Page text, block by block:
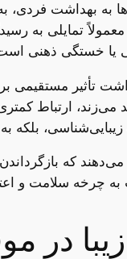
به بهداشت فردی،
معمولاً تمایلی به
خستگی ذهنی است.
تأثیر مستقیمی
می‌زند، ارتباط
بلکه
می‌دهند که
چرخه سلامت و
در